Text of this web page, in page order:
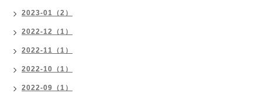
2023-01（2）
2022-12（1）
2022-11（1）
2022-10（1）
2022-09（1）